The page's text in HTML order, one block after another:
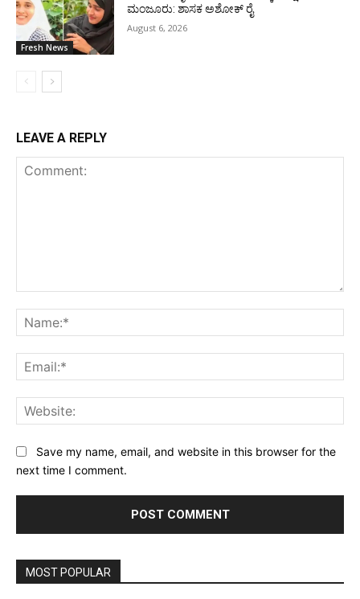
Fresh News
ಮಂಜೂರು: ಶಾಸಕ ಅಶೋಕ್ ರೈ
August 6, 2026
LEAVE A REPLY
Save my name, email, and website in this browser for the
next time I comment.
MOST POPULAR